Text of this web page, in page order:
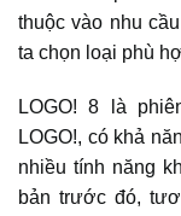
thuộc vào nhu
ta chọn loại phù
LOGO! 8 là
LOGO!, có khả
nhiều tính năng
bản trước đó,